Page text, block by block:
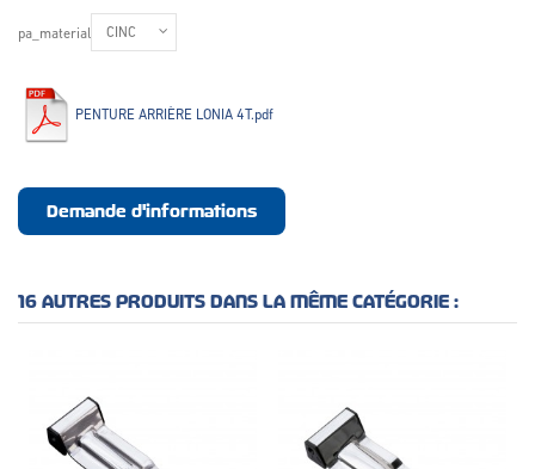
pa_material
PENTURE ARRIÈRE LONIA 4T.pdf
Demande d'informations
16 AUTRES PRODUITS DANS LA MÊME CATÉGORIE :